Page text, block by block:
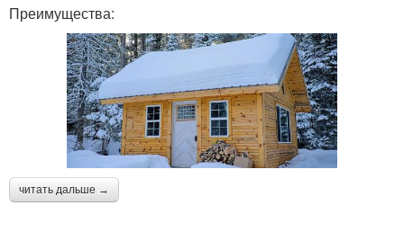
Преимущества:
читать дальше →